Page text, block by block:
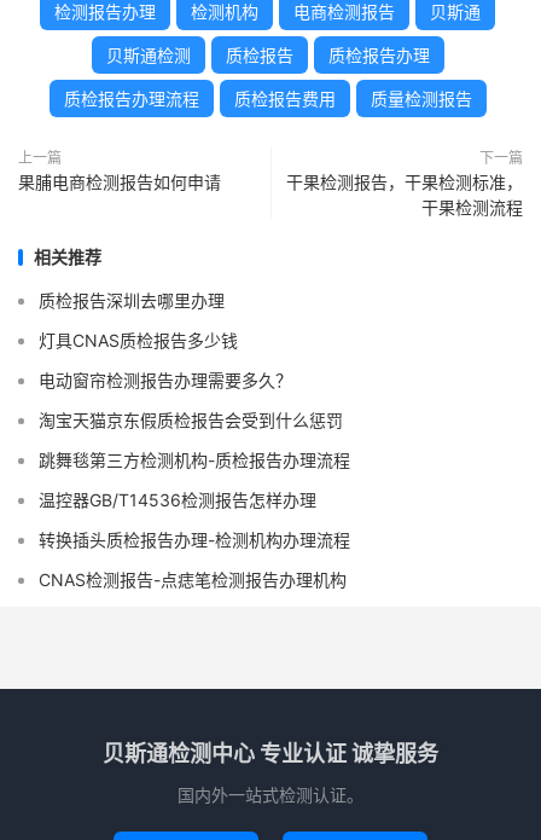
检测报告办理 检测机构 电商检测报告 贝斯通
贝斯通检测 质检报告 质检报告办理
质检报告办理流程 质检报告费用 质量检测报告
上一篇
果脯电商检测报告如何申请
下一篇
干果检测报告，干果检测标准，
干果检测流程
相关推荐
质检报告深圳去哪里办理
灯具CNAS质检报告多少钱
电动窗帘检测报告办理需要多久？
淘宝天猫京东假质检报告会受到什么惩罚
跳舞毯第三方检测机构-质检报告办理流程
温控器GB/T14536检测报告怎样办理
转换插头质检报告办理-检测机构办理流程
CNAS检测报告-点痣笔检测报告办理机构
贝斯通检测中心 专业认证 诚挚服务
国内外一站式检测认证。